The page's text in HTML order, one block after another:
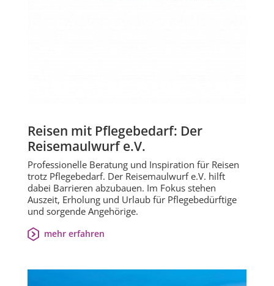
Reisen mit Pflegebedarf: Der
Reisemaulwurf e.V.
Professionelle Beratung und Inspiration für Reisen
trotz Pflegebedarf. Der Reisemaulwurf e.V. hilft
dabei Barrieren abzubauen. Im Fokus stehen
Auszeit, Erholung und Urlaub für Pflegebedürftige
und sorgende Angehörige.
mehr erfahren